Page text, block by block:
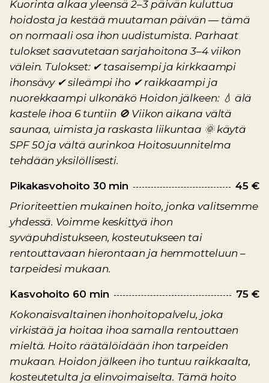
Kuorinta alkaa yleensä 2–3 päivän kuluttua
hoidosta ja kestää muutaman päivän — tämä
on normaali osa ihon uudistumista. Parhaat
tulokset saavutetaan sarjahoitona 3–4 viikon
välein. Tulokset: ✔ tasaisempi ja kirkkaampi
ihonsävy ✔ sileämpi iho ✔ raikkaampi ja
nuorekkaampi ulkonäkö Hoidon jälkeen: 💧 älä
kastele ihoa 6 tuntiin 🚫 Viikon aikana vältä
saunaa, uimista ja raskasta liikuntaa 🌞 käytä
SPF 50 ja vältä aurinkoa Hoitosuunnitelma
tehdään yksilöllisesti.
Pikakasvohoito 30 min
45 €
Prioriteettien mukainen hoito, jonka valitsemme
yhdessä. Voimme keskittyä ihon
syväpuhdistukseen, kosteutukseen tai
rentouttavaan hierontaan ja hemmotteluun –
tarpeidesi mukaan.
Kasvohoito 60 min
75 €
Кokonaisvaltainen ihonhoitopalvelu, joka
virkistää ja hoitaa ihoa samalla rentouttaen
mieltä. Hoito räätälöidään ihon tarpeiden
mukaan. Hoidon jälkeen iho tuntuu raikkaalta,
kosteutetulta ja elinvoimaiselta. Tämä hoito